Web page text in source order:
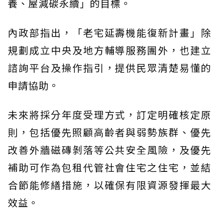
養、屋減碳永續」的目標。
內政部指出，「老宅延壽機能復新計畫」除
規劃成立中央及地方輔導服務團外，也建立
諮詢平台及操作指引，提供民眾清楚易懂的
申請協助。
未來將採分年度受理方式，訂定明確核定原
則，包括優先照顧高齡者與弱勢族群、優先
改善外牆磁磚剝落等公共安全風險，及優先
補助可作為包租代管社會住宅之住宅，並結
合節能修繕措施，以確保有限資源發揮最大
效益。